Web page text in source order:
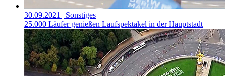
30.09.2021 | Sonstiges
25.000 Läufer genießen Laufspektakel in der Hauptstadt